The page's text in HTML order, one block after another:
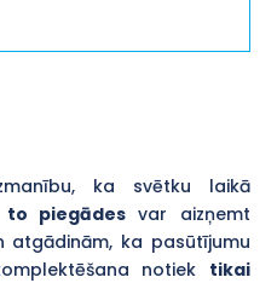
ka svētku laikā
piegādes var aizņemt
atgādinām, ka pasūtījumu
notiek tikai